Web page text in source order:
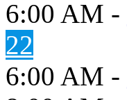
6:00 AM -
22
6:00 AM -